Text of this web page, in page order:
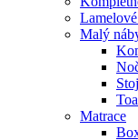
Malý
Matrace